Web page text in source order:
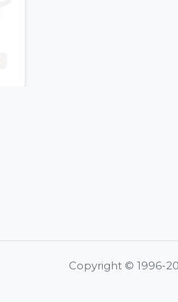
Copyright © 1996-